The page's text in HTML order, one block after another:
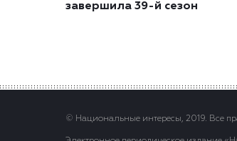
завершила 39-й сезон
© Национальные интересы, 2019. Все